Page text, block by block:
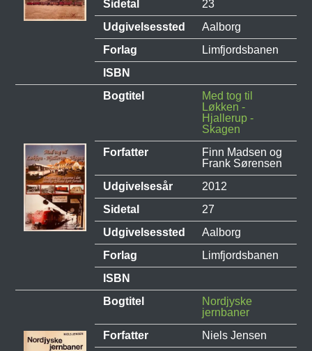
Sidetal
23
Udgivelsessted
Aalborg
Forlag
Limfjordsbanen
ISBN
Bogtitel
Med tog til
Løkken -
Hjallerup -
Skagen
Forfatter
Finn Madsen og
Frank Sørensen
Udgivelsesår
2012
Sidetal
27
Udgivelsessted
Aalborg
Forlag
Limfjordsbanen
ISBN
Bogtitel
Nordjyske
jernbaner
Forfatter
Niels Jensen